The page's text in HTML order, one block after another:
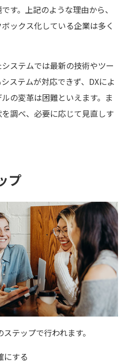
す。上記のような理由から、
ックス化している企業は多く
ステムでは最新の技術やツー
ステムが対応できず、DXによ
の変革は困難といえます。ま
調べ、必要に応じて見直しす
プ
テップで行われます。
にする